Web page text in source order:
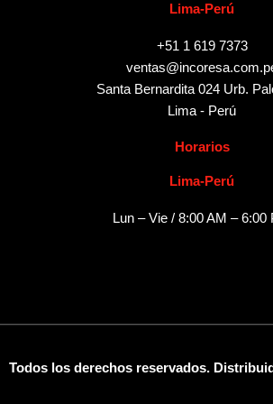
Lima-Perú
+51 1 619 7373
Santa Bernardita 024 Urb.
Lima - Perú
Horarios
Lima-Perú
Lun – Vie / 8:00 AM – 6:00
Todos los derechos reservados.